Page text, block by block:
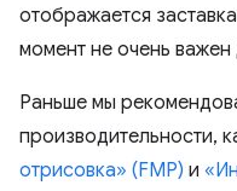
отображается
момент не очень важен
Раньше мы
производительности,
отрисовка» (FMP) и